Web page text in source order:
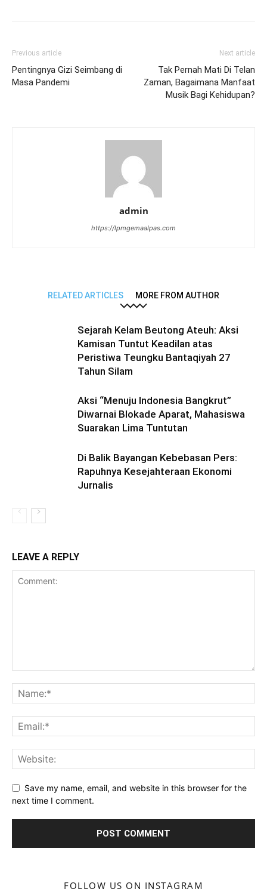
Previous article
Pentingnya Gizi Seimbang di
Masa Pandemi
Next article
Tak Pernah Mati Di Telan
Zaman, Bagaimana Manfaat
Musik Bagi Kehidupan?
admin
https://lpmgemaalpas.com
RELATED ARTICLES MORE FROM AUTHOR
Sejarah Kelam Beutong Ateuh: Aksi
Kamisan Tuntut Keadilan atas
Peristiwa Teungku Bantaqiyah 27
Tahun Silam
Aksi “Menuju Indonesia Bangkrut”
Diwarnai Blokade Aparat, Mahasiswa
Suarakan Lima Tuntutan
Di Balik Bayangan Kebebasan Pers:
Rapuhnya Kesejahteraan Ekonomi
Jurnalis
LEAVE A REPLY
Save my name, email, and website in this browser for the
next time I comment.
FOLLOW US ON INSTAGRAM